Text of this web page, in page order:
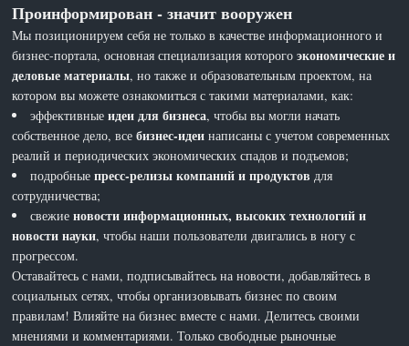
Проинформирован - значит вооружен
Мы позиционируем себя не только в качестве информационного и
бизнес-портала, основная специализация которогоэкономические и
деловые материалы, но также и образовательным проектом, на
котором вы можете ознакомиться с такими материалами, как:
эффективныеидеи для бизнеса, чтобы вы могли начать
собственное дело, всебизнес-идеи написаны с учетом современных
реалий и периодических экономических спадов и подъемов;
подробныепресс-релизы компаний и продуктов для
сотрудничества;
свежиеновости информационных, высоких технологий и
новости науки, чтобы наши пользователи двигались в ногу с
прогрессом.
Оставайтесь с нами, подписывайтесь на новости, добавляйтесь в
социальных сетях, чтобы организовывать бизнес по своим
правилам! Влияйте на бизнес вместе с нами. Делитесь своими
мнениями и комментариями. Только свободные рыночные